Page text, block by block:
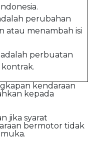
perubahan
atau menambah isi
perbuatan
kendaraan
kepada
jika syarat
bermotor tidak